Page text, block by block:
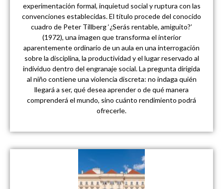
experimentación formal, inquietud social y ruptura con las
convenciones establecidas. El título procede del conocido
cuadro de Peter Tillberg ‘¿Serás rentable, amiguito?’
(1972), una imagen que transforma el interior
aparentemente ordinario de un aula en una interrogación
sobre la disciplina, la productividad y el lugar reservado al
individuo dentro del engranaje social. La pregunta dirigida
al niño contiene una violencia discreta: no indaga quién
llegará a ser, qué desea aprender o de qué manera
comprenderá el mundo, sino cuánto rendimiento podrá
ofrecerle.